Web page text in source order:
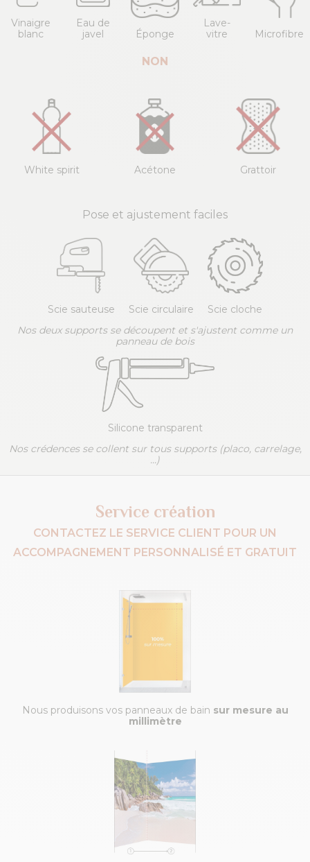
Vinaigre
blanc
Eau de
javel
Éponge
Lave-
vitre
Microfibre
NON
White spirit Acétone Grattoir
Pose et ajustement faciles
Scie sauteuse Scie circulaire
Scie cloche
Nos deux supports se découpent et s'ajustent comme un
panneau de bois
Silicone transparent
Nos crédences se collent sur tous supports (placo, carrelage,
...)
Service création
CONTACTEZ LE SERVICE CLIENT POUR UN
ACCOMPAGNEMENT PERSONNALISÉ ET GRATUIT
Nous produisons vos panneaux de bain sur mesure au
millimètre